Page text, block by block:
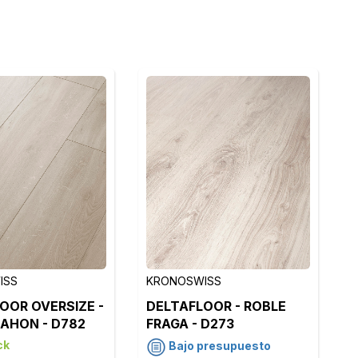
OVERSIZE -
- D782
KRONOSWISS
DELTAFLOOR - ROBLE
FRAGA - D273
Bajo presupuesto